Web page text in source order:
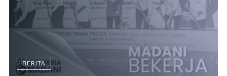
BERITA